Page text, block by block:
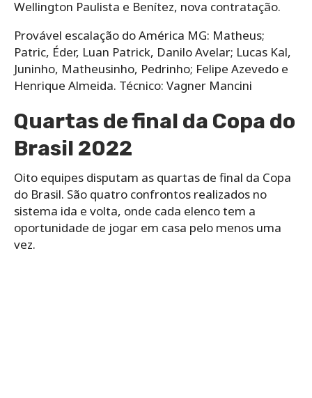
Wellington Paulista e Benítez, nova contratação.
Provável escalação do América MG: Matheus;
Patric, Éder, Luan Patrick, Danilo Avelar; Lucas Kal,
Juninho, Matheusinho, Pedrinho; Felipe Azevedo e
Henrique Almeida. Técnico: Vagner Mancini
Quartas de final da Copa do
Brasil 2022
Oito equipes disputam as quartas de final da Copa
do Brasil. São quatro confrontos realizados no
sistema ida e volta, onde cada elenco tem a
oportunidade de jogar em casa pelo menos uma
vez.